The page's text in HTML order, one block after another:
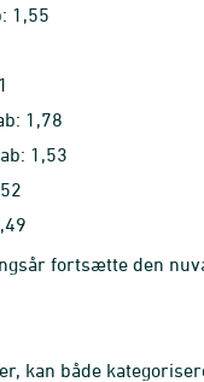
1,55
1,78
1,53
fortsætte den
kan både